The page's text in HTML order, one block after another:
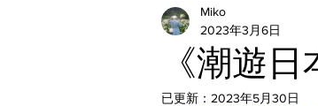
潮遊和歌山
潮遊名古屋 潮遊
《潮遊
Miko
2023年3月6日
已更新： 2023年5月30日